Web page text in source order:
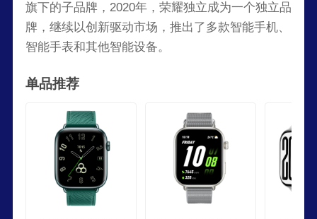
旗下的子品牌，2020年，荣耀独立成为一个独立品
牌，继续以创新驱动市场，推出了多款智能手机、
智能手表和其他智能设备。
单品推荐